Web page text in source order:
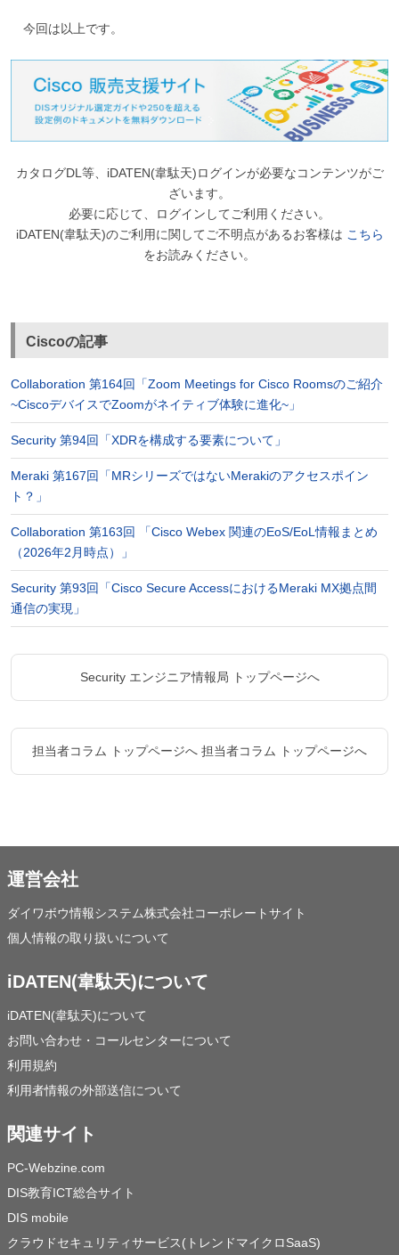
今回は以上です。
カタログDL等、iDATEN(韋駄天)ログインが必要なコンテンツがご
ざいます。
必要に応じて、ログインしてご利用ください。
iDATEN(韋駄天)のご利用に関してご不明点があるお客様は こちら
をお読みください。
Ciscoの記事
Collaboration 第164回「Zoom Meetings for Cisco Roomsのご紹介
~CiscoデバイスでZoomがネイティブ体験に進化~」
Security 第94回「XDRを構成する要素について」
Meraki 第167回「MRシリーズではないMerakiのアクセスポイン
ト？」
Collaboration 第163回 「Cisco Webex 関連のEoS/EoL情報まとめ
（2026年2月時点）」
Security 第93回「Cisco Secure AccessにおけるMeraki MX拠点間
通信の実現」
Security エンジニア情報局 トップページへ
担当者コラム トップページへ 担当者コラム トップページへ
運営会社
ダイワボウ情報システム株式会社コーポレートサイト
個人情報の取り扱いについて
iDATEN(韋駄天)について
iDATEN(韋駄天)について
お問い合わせ・コールセンターについて
利用規約
利用者情報の外部送信について
関連サイト
PC-Webzine.com
DIS教育ICT総合サイト
DIS mobile
クラウドセキュリティサービス(トレンドマイクロSaaS)